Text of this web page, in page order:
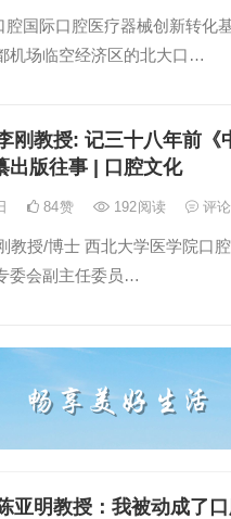
腔国际口腔医疗器械创新转化
机场临空经济区的北大口…
刚教授: 记三十八年前《
出版往事 | 口腔文化
84赞 192阅读 评
教授/博士 西北大学医学院口
委会副主任委员…
亚明教授：我被动成了